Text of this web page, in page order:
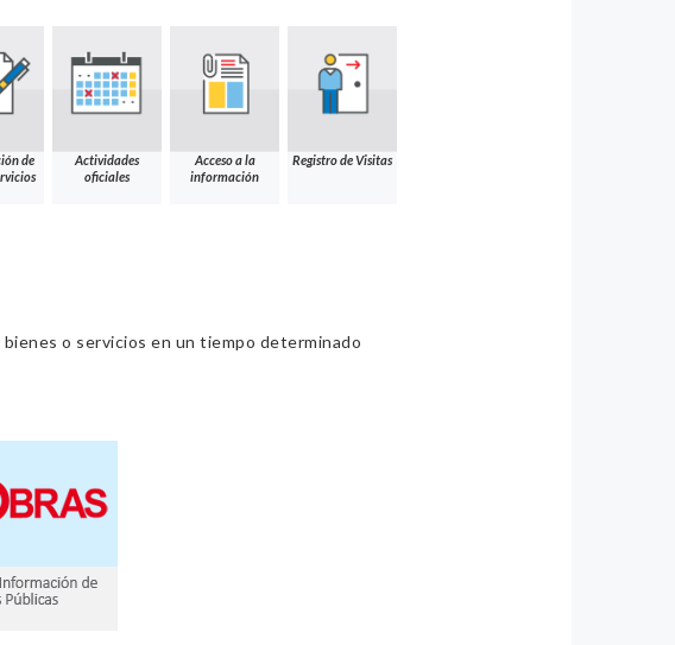
de
Actividades
oficiales
Acceso a la
información
Registro de Visitas
o servicios en un tiempo determinado